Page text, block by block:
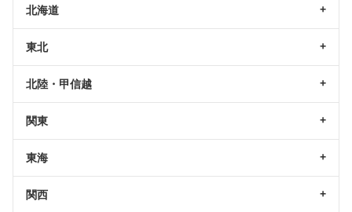
北海道
東北
北陸・甲信越
関東
東海
関西